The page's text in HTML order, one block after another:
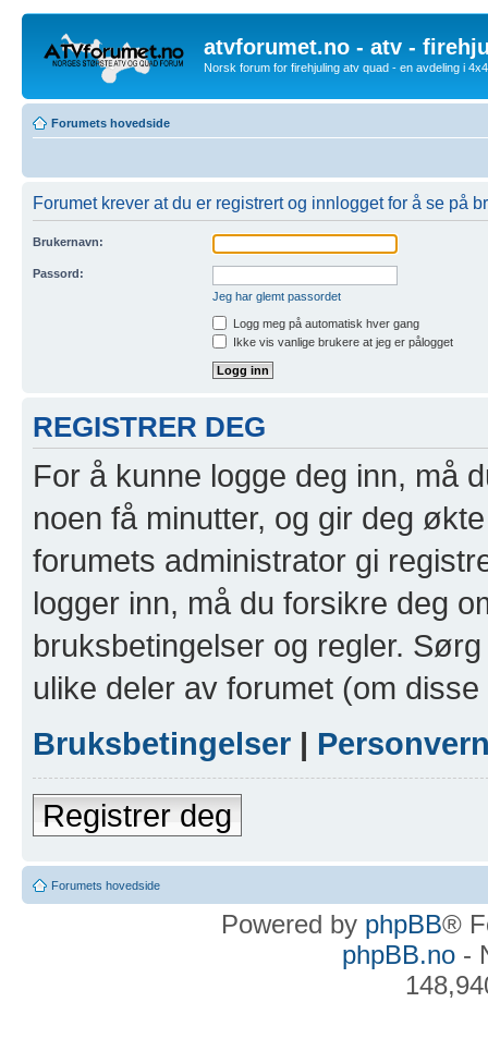
atvforumet.no - atv -
Norsk forum for firehjuling atv quad - en avdeling i
Forumets hovedside
Forumet krever at du er registrert og innlogget for å se på
Brukernavn:
Passord:
Jeg har glemt passordet
Logg meg på automatisk hver gang
Ikke vis vanlige brukere at jeg er pålogget
REGISTRER DEG
For å kunne logge deg inn, må
noen få minutter, og gir deg
forumets administrator gi
logger inn, må du forsikre deg
bruksbetingelser og regler.
ulike deler av forumet (om
Bruksbetingelser |
Registrer deg
Forumets hovedside
Powered by phpBB®
phpBB.no-